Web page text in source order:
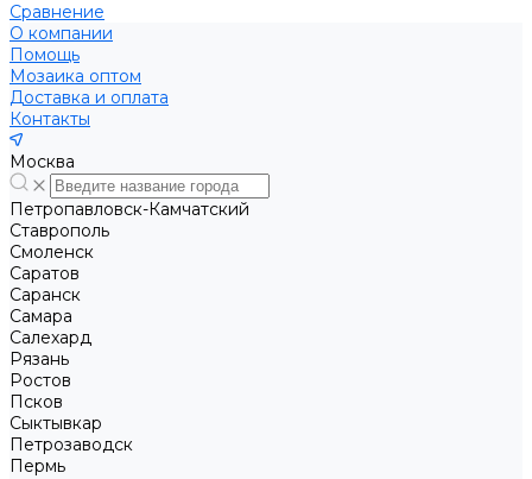
Сравнение
О компании
Помощь
Мозаика оптом
Доставка и оплата
Контакты
Москва
Петропавловск-Камчатский
Ставрополь
Смоленск
Саратов
Саранск
Самара
Салехард
Рязань
Ростов
Псков
Сыктывкар
Петрозаводск
Пермь